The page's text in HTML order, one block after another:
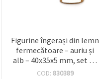
Figurine îngerași din lemn
fermecătoare – auriu și
alb – 40x35x5 mm, set de
4 – ideale pentru proiecte
COD: 830389